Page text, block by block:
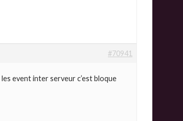
#70941
event inter serveur c’est bloque